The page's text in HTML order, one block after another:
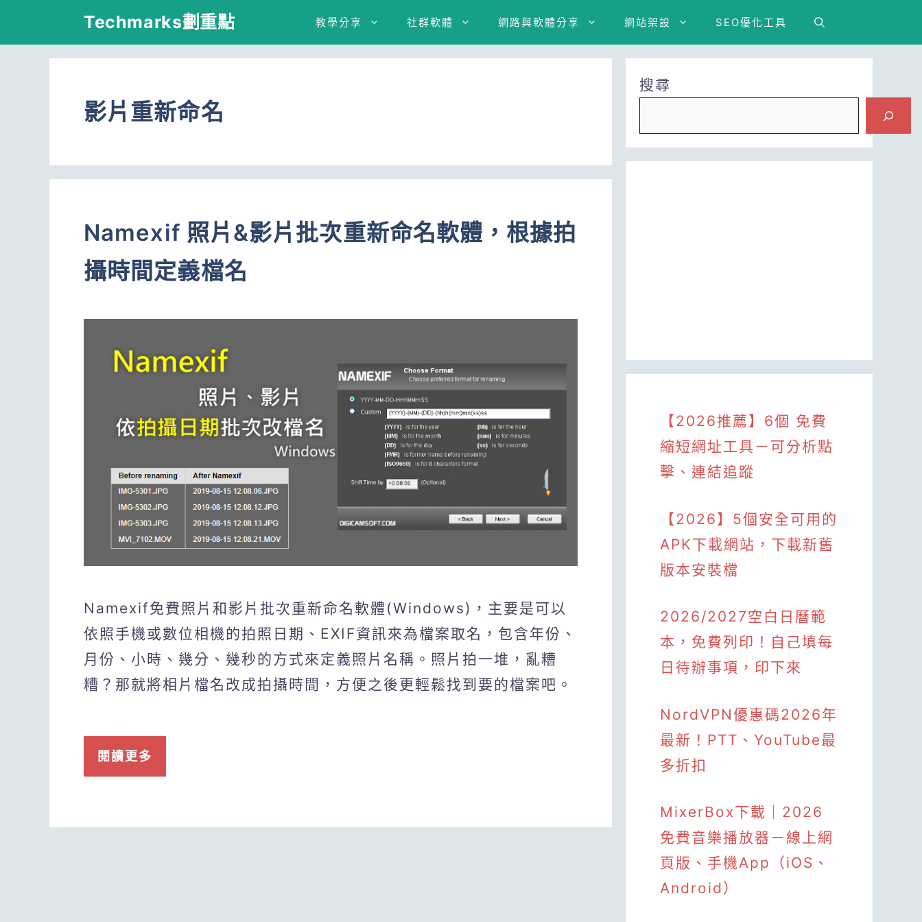
Techmarks劃重點 教學分享 社群軟體 網路與軟體分享 網站架設 SEO優化工具
影片重新命名
Namexif 照片&影片批次重新命名軟體，根據拍
攝時間定義檔名
Namexif免費照片和影片批次重新命名軟體(Windows)，主要是可以
依照手機或數位相機的拍照日期、EXIF資訊來為檔案取名，包含年份、
月份、小時、幾分、幾秒的方式來定義照片名稱。照片拍一堆，亂糟
糟？那就將相片檔名改成拍攝時間，方便之後更輕鬆找到要的檔案吧。
閱讀更多
搜尋
【2026推薦】6個 免費
縮短網址工具－可分析點
擊、連結追蹤
【2026】5個安全可用的
APK下載網站，下載新舊
版本安裝檔
2026/2027空白日曆範
本，免費列印！自己填每
日待辦事項，印下來
NordVPN優惠碼2026年
最新！PTT、YouTube最
多折扣
MixerBox下載｜2026
免費音樂播放器－線上網
頁版、手機App（iOS、
Android）